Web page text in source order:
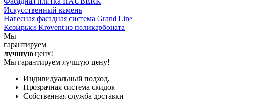
Искусственный камень
Навесная фасадная система Grand Line
Козырьки Krovent из поликарбоната
Мы
гарантируем
лучшую цену!
Мы гарантируем лучшую цену!
Индивидуальный подход,
Прозрачная система скидок
Собственная служба доставки